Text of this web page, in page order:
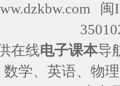
闽
在线电子课本导
学、英语、物